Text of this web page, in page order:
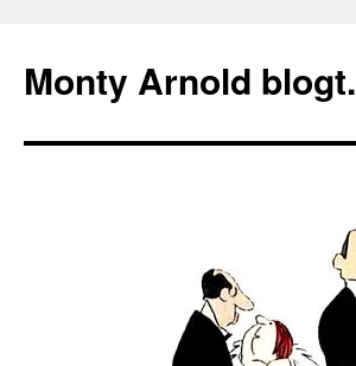
springen
Monty Arnold blogt.